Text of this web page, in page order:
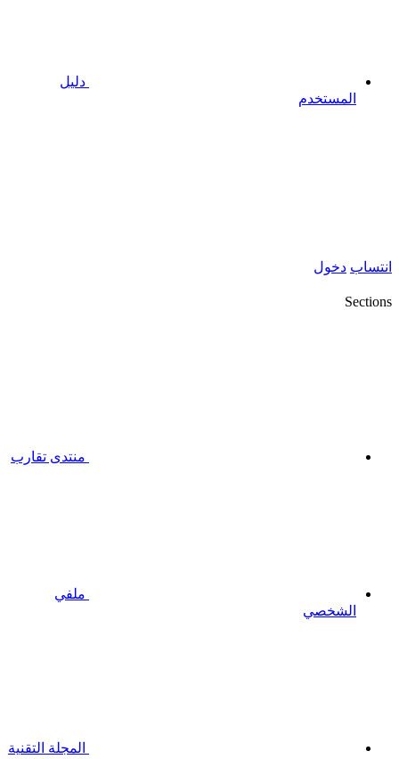
دليل
المستخدم
انتساب دخول
Sections
منتدى تقارب
ملفي
الشخصي
المجلة التقنية